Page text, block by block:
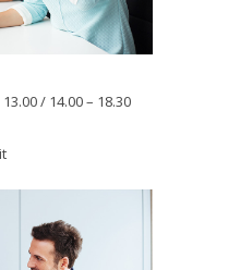
/ 14.00 – 18.30